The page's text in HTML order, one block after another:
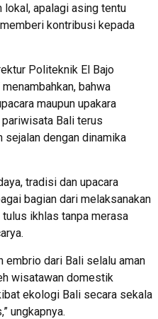
lokal, apalagi asing tentu
kontribusi kepada
Politeknik El Bajo
bahwa
maupun upakara
Bali terus
sejalan dengan dinamika
tradisi dan upacara
bagian dari melaksanakan
ikhlas tanpa merasa
embrio dari Bali selalu aman
wisatawan domestik
ekologi Bali secara sekala
ungkapnya.